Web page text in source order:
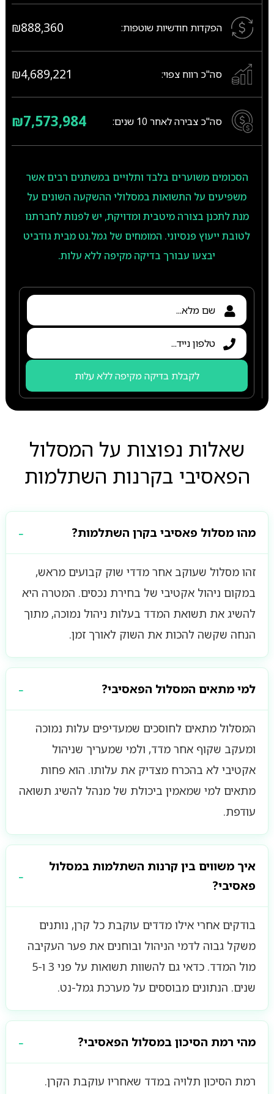
הפקדות חודשיות שוטפות: ₪888,360
סה"כ רווח צפוי: ₪4,689,221
סה"כ צבירה לאחר 10 שנים: ₪7,573,984
הסכומים משוערים בלבד ותלויים במשתנים רבים אשר
משפיעים על התשואות במסלולי ההשקעה השונים על
מנת לתכנן בצורה מיטבית ומדויקת, יש לפנות לחברתנו
לטובת ייעוץ פנסיוני. המומחים של גמל.נט מבית גודביט
יבצעו עבורך בדיקה מקיפה ללא עלות.
לקבלת בדיקה מקיפה ללא עלות
שאלות נפוצות על המסלול
הפאסיבי בקרנות השתלמות
מהו מסלול פאסיבי בקרן השתלמות?
זהו מסלול שעוקב אחר מדדי שוק קבועים מראש,
במקום ניהול אקטיבי של בחירת נכסים. המטרה היא
להשיג את תשואת המדד בעלות ניהול נמוכה, מתוך
הנחה שקשה להכות את השוק לאורך זמן.
למי מתאים המסלול הפאסיבי?
המסלול מתאים לחוסכים שמעדיפים עלות נמוכה
ומעקב שקוף אחר מדד, ולמי שמעריך שניהול
אקטיבי לא בהכרח מצדיק את עלותו. הוא פחות
מתאים למי שמאמין ביכולת של מנהל להשיג תשואה
עודפת.
איך משווים בין קרנות השתלמות במסלול
פאסיבי?
בודקים אחרי אילו מדדים עוקבת כל קרן, נותנים
משקל גבוה לדמי הניהול ובוחנים את פער העקיבה
מול המדד. כדאי גם להשוות תשואות על פני 3 ו-5
שנים. הנתונים מבוססים על מערכת גמל-נט.
מהי רמת הסיכון במסלול הפאסיבי?
רמת הסיכון תלויה במדד שאחריו עוקבת הקרן.